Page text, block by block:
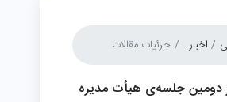
اخبار جزئیات مقالات
دومین جلسه‌ی هیأت مدیره